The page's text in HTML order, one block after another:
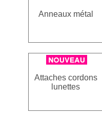
Anneaux métal
Attaches cordons
lunettes